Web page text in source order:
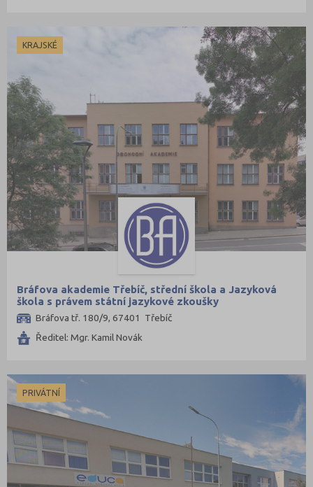
KRAJSKÉ
Bráfova akademie Třebíč, střední škola a Jazyková
škola s právem státní jazykové zkoušky
Bráfova tř. 180/9, 67401 Třebíč
Ředitel: Mgr. Kamil Novák
PRIVÁTNÍ